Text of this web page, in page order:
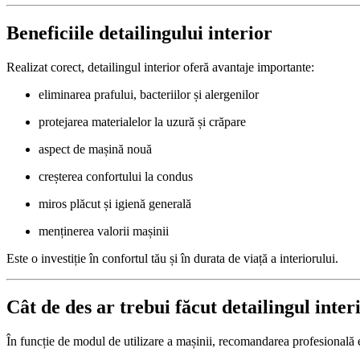
Beneficiile detailingului interior
Realizat corect, detailingul interior oferă avantaje importante:
eliminarea prafului, bacteriilor și alergenilor
protejarea materialelor la uzură și crăpare
aspect de mașină nouă
creșterea confortului la condus
miros plăcut și igienă generală
menținerea valorii mașinii
Este o investiție în confortul tău și în durata de viață a interiorului.
Cât de des ar trebui făcut detailingul
În funcție de modul de utilizare a mașinii, recomandarea profesională